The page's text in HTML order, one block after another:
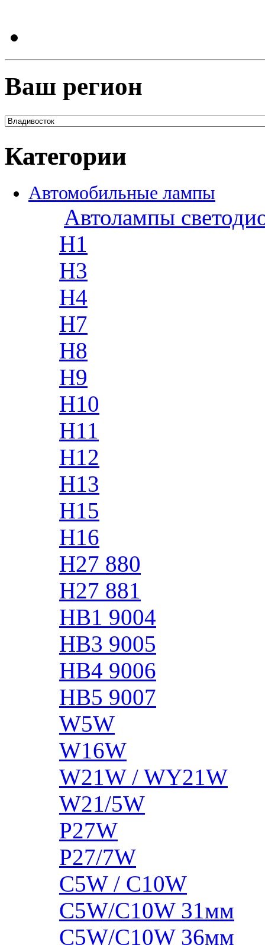
Ваш регион
Категории
Автомобильные лампы
Автолампы
H1
H3
H4
H7
H8
H9
H10
H11
H12
H13
H15
H16
H27 880
H27 881
HB1 9004
HB3 9005
HB4 9006
HB5 9007
W5W
W16W
W21W / WY21W
W21/5W
P27W
P27/7W
C5W / C10W
C5W/C10W 31мм
C5W/C10W 36мм